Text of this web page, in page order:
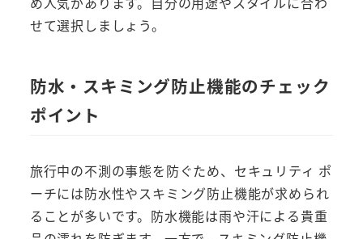
せて選択しましょう。
防水・スキミング防止機能のチェック
ポイント
旅行中の不測の事態を防ぐため、セキュリティ ポ
ーチには防水性やスキミング防止機能が求められ
ることが多いです。防水機能は雨や汗による貴重